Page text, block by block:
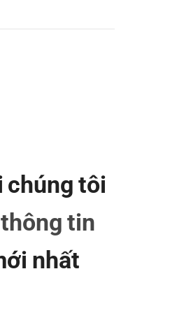
chúng tôi
thông tin
nhất